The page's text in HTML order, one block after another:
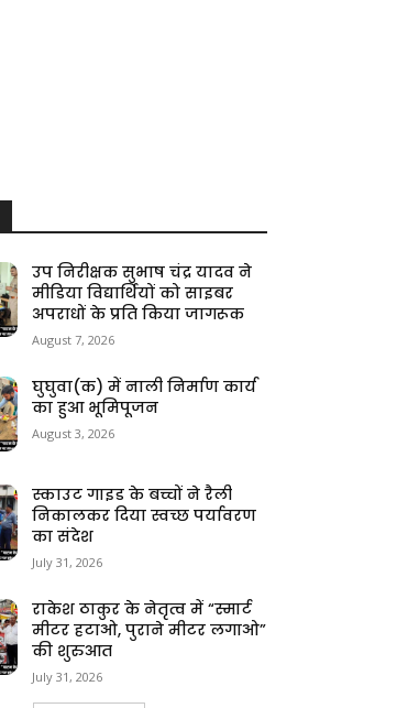
उप निरीक्षक सुभाष चंद्र यादव ने
मीडिया विद्यार्थियों को साइबर
अपराधों के प्रति किया जागरूक
August 7, 2026
घुघुवा(क) में नाली निर्माण कार्य
का हुआ भूमिपूजन
August 3, 2026
स्काउट गाइड के बच्चों ने रैली
निकालकर दिया स्वच्छ पर्यावरण
का संदेश
July 31, 2026
राकेश ठाकुर के नेतृत्व में “स्मार्ट
मीटर हटाओ, पुराने मीटर लगाओ”
की शुरुआत
July 31, 2026